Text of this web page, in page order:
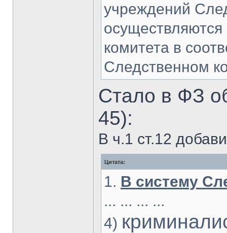
учреждений
комитета в
Следственном
Стало в ФЗ
45):
В ч.1 ст.12
Цитата:
1. В систему
... ... ... ...
4)